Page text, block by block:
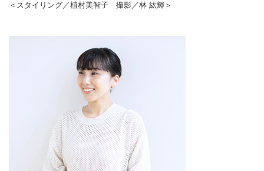
＜スタイリング／植村美智子 撮影／林 紘輝＞